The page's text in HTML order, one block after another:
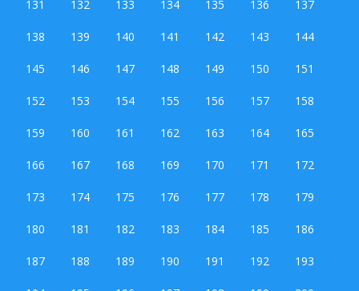
131 132 133 134 135 136 137
138 139 140 141 142 143 144
145 146 147 148 149 150 151
152 153 154 155 156 157 158
159 160 161 162 163 164 165
166 167 168 169 170 171 172
173 174 175 176 177 178 179
180 181 182 183 184 185 186
187 188 189 190 191 192 193